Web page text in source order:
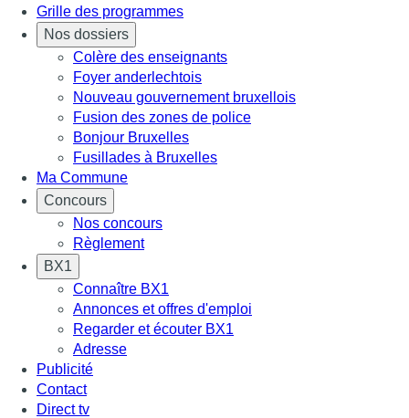
Grille des programmes
Nos dossiers
Colère des enseignants
Foyer anderlechtois
Nouveau gouvernement bruxellois
Fusion des zones de police
Bonjour Bruxelles
Fusillades à Bruxelles
Ma Commune
Concours
Nos concours
Règlement
BX1
Connaître BX1
Annonces et offres d'emploi
Regarder et écouter BX1
Adresse
Publicité
Contact
Direct tv